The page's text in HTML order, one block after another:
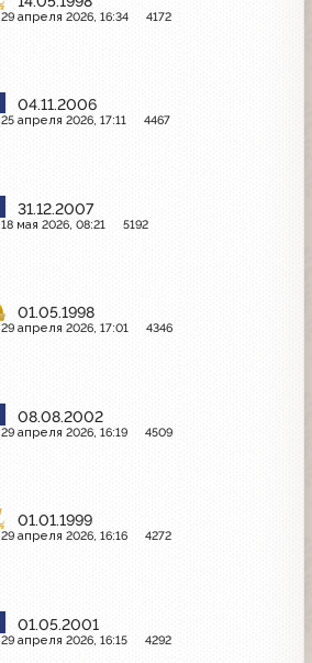
29 апреля 2026, 16:34 4172
04.11.2006
25 апреля 2026, 17:11 4467
31.12.2007
18 мая 2026, 08:21 5192
01.05.1998
29 апреля 2026, 17:01 4346
08.08.2002
29 апреля 2026, 16:19 4509
01.01.1999
29 апреля 2026, 16:16 4272
01.05.2001
29 апреля 2026, 16:15 4292